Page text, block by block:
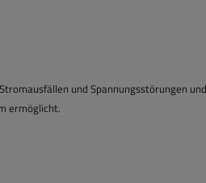
und Spannungsstörungen
ermöglicht.